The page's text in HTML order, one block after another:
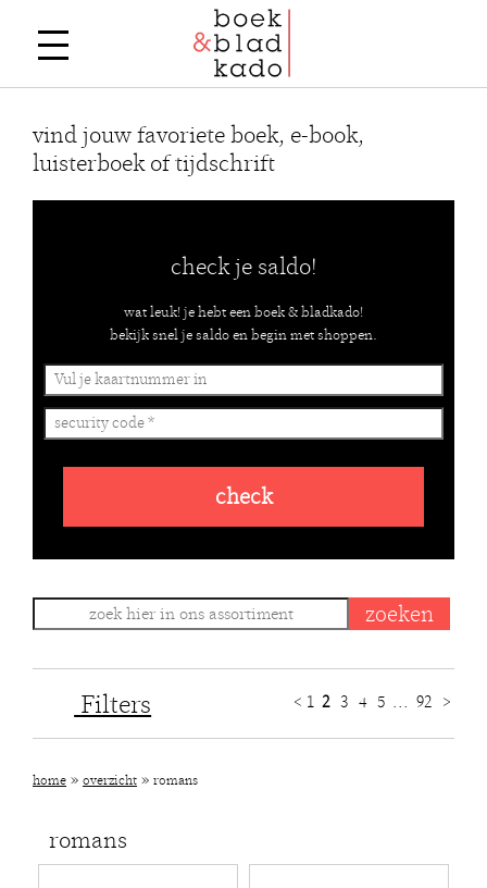
vind jouw favoriete boek, e-book,
luisterboek of tijdschrift
check je saldo!
wat leuk! je hebt een boek & bladkado!
bekijk snel je saldo en begin met shoppen.
check
Filters < 1 2 3 4 5 ... 92 >
home » overzicht » romans
romans